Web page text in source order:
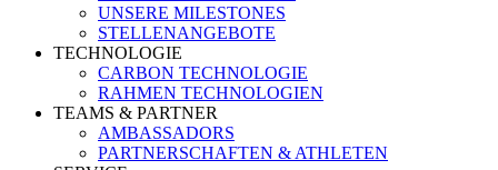
UNSERE MILESTONES
STELLENANGEBOTE
TECHNOLOGIE
CARBON TECHNOLOGIE
RAHMEN TECHNOLOGIEN
TEAMS & PARTNER
AMBASSADORS
PARTNERSCHAFTEN & ATHLETEN